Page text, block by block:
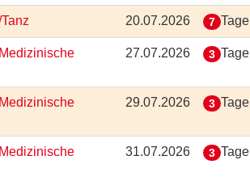
20.07.2026 7 Tage
27.07.2026 3 Tage
29.07.2026 3 Tage
31.07.2026 3 Tage